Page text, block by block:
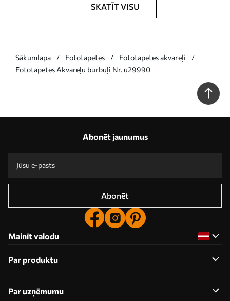
SKATĪT VISU
Sākumlapa Fototapetes
Fototapetes akvareļi
Fototapetes Akvareļu burbuļi Nr. u29990
Abonēt jaunumus
Abonēt
Mainīt valodu
Par produktu
Par uzņēmumu